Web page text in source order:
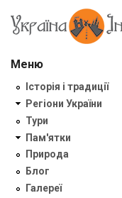
Меню
Історія і традиції
Регіони України
Тури
Пам'ятки
Природа
Блог
Галереї